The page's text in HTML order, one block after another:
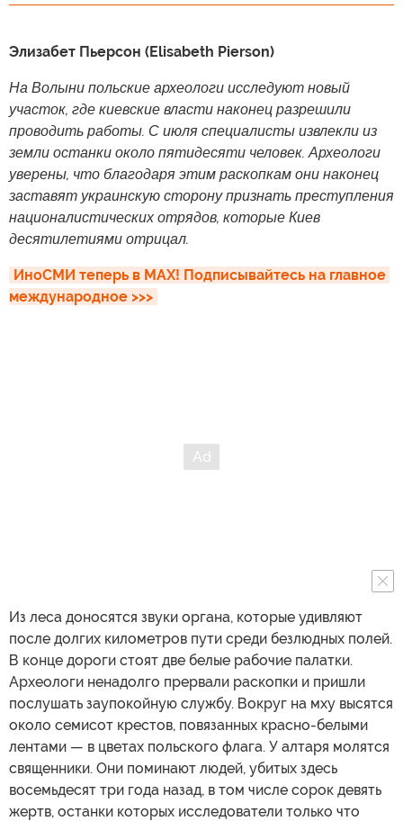
Элизабет Пьерсон (Elisabeth Pierson)
На Волыни польские археологи исследуют новый
участок, где киевские власти наконец разрешили
проводить работы. С июля специалисты извлекли из
земли останки около пятидесяти человек. Археологи
уверены, что благодаря этим раскопкам они наконец
заставят украинскую сторону признать преступления
националистических отрядов, которые Киев
десятилетиями отрицал.
ИноСМИ теперь в MAX! Подписывайтесь на главное
международное >>>
Из леса доносятся звуки органа, которые удивляют
после долгих километров пути среди безлюдных полей.
В конце дороги стоят две белые рабочие палатки.
Археологи ненадолго прервали раскопки и пришли
послушать заупокойную службу. Вокруг на мху высятся
около семисот крестов, повязанных красно-белыми
лентами — в цветах польского флага. У алтаря молятся
священники. Они поминают людей, убитых здесь
восемьдесят три года назад, в том числе сорок девять
жертв, останки которых исследователи только что